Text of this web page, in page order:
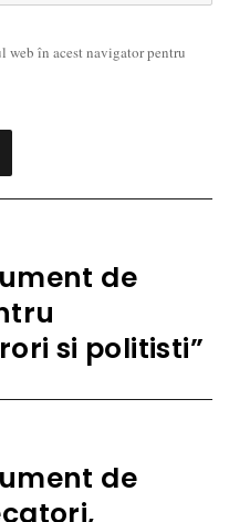
web în acest navigator pentru
de
si politisti”
de